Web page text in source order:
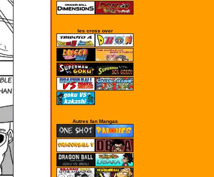
les cross over
Autres fan Mangas